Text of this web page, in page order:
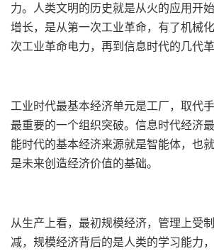
力。人类文明的历史就是从火的应用开
增长，是从第一次工业革命，有了机械
次工业革命电力，再到信息时代的几代革
工业时代最基本经济单元是工厂，取代
最重要的一个组织突破。信息时代经济
能时代的基本经济来源就是智能体，也
是未来创造经济价值的基础。
从生产上看，最初规模经济，管理上受
减，规模经济背后的是人类的学习能力